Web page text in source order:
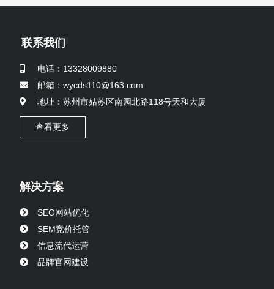
联系我们
电话：13328009880
邮箱：wycds110@163.com
地址：苏州市姑苏区南园北路118号天和大厦
查看更多
解决方案
SEO网站优化
SEM竞价托管
信息流代运营
品牌官网建设